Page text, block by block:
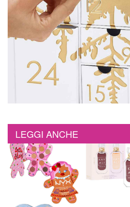
LEGGI ANCHE